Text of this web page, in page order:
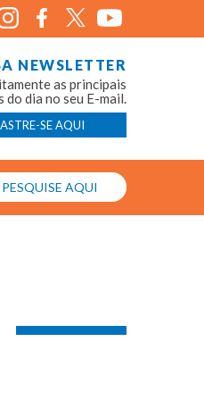
NEWSLETTER
as principais
do dia no seu E-mail.
SE AQUI